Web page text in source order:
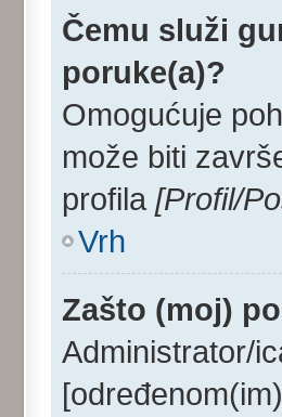
Čemu služi
poruke(a)?
Omogućuje
može biti
profila [Profil/
Vrh
Zašto (moj)
Administrator/